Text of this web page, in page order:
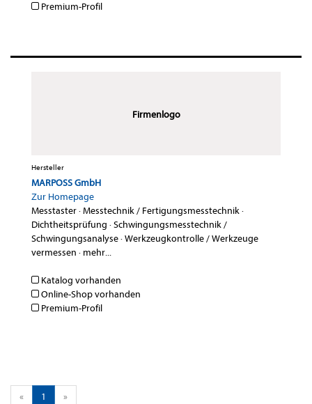
Premium-Profil
Firmenlogo
Hersteller
MARPOSS GmbH
Zur Homepage
Messtaster·Messtechnik / Fertigungsmesstechnik·
Dichtheitsprüfung ·Schwingungsmesstechnik /
Schwingungsanalyse·Werkzeugkontrolle / Werkzeuge
vermessen · mehr...
Katalog vorhanden
Online-Shop vorhanden
Premium-Profil
« 1 »